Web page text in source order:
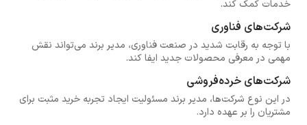
خدمات کمک کند.
شرکت‌های فناوری
با توجه به رقابت شدید در صنعت فناوری، مدیر برند می‌تواند نقش
مهمی در معرفی محصولات جدید ایفا کند.
شرکت‌های خرده‌فروشی
در این نوع شرکت‌ها، مدیر برند مسئولیت ایجاد تجربه خرید مثبت برای
مشتریان را بر عهده دارد.